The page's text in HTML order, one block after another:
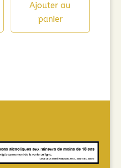
Ajouter au
panier